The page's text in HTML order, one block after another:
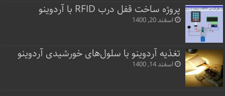
پروژه ساخت قفل‌ درب RFID با آردوینو
اسفند 20, 1400
تغذیه آردوینو با سلول‌های خورشیدی آردوینو
اسفند 14, 1400